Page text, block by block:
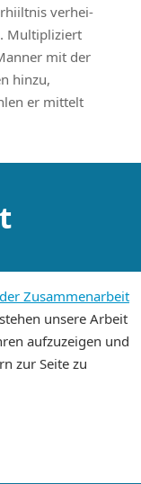
verhei­
Multipliziert
mit der
hinzu,
er­ mittelt
Zusammenarbeit
unsere Arbeit
aufzuzeigen und
zur Seite zu